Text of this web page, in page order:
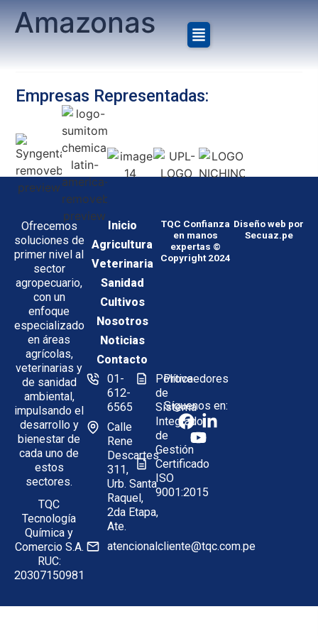
Amazonas
Empresas Representadas:
Ofrecemos
soluciones de
primer nivel al
sector
agropecuario,
con un
enfoque
especializado
en áreas
agrícolas,
veterinarias y
de sanidad
ambiental,
impulsando el
desarrollo y
bienestar de
cada uno de
estos
sectores.
TQC
Tecnología
Química y
Comercio S.A.
RUC:
20307150981
Inicio
Agricultura
Veterinaria
Sanidad
Cultivos
Nosotros
Noticias
Contacto
01-
612-
6565
Calle
Rene
Descartes
311,
Urb. Santa
Raquel,
2da Etapa,
Ate.
atencionalcliente@tqc.com.pe
Política
de
Sistema
Integrado
de
Gestión
Certificado
ISO
9001:2015
Proveedores
Síguenos en:
TQC Confianza
en manos
expertas ©
Copyright 2024
Diseño web por
Secuaz.pe